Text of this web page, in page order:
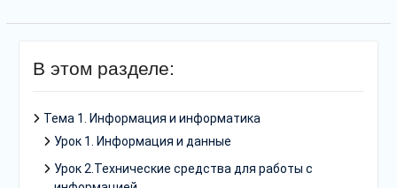
В этом разделе:
Тема 1. Информация и информатика
Урок 1. Информация и данные
Урок 2.Технические средства для работы с